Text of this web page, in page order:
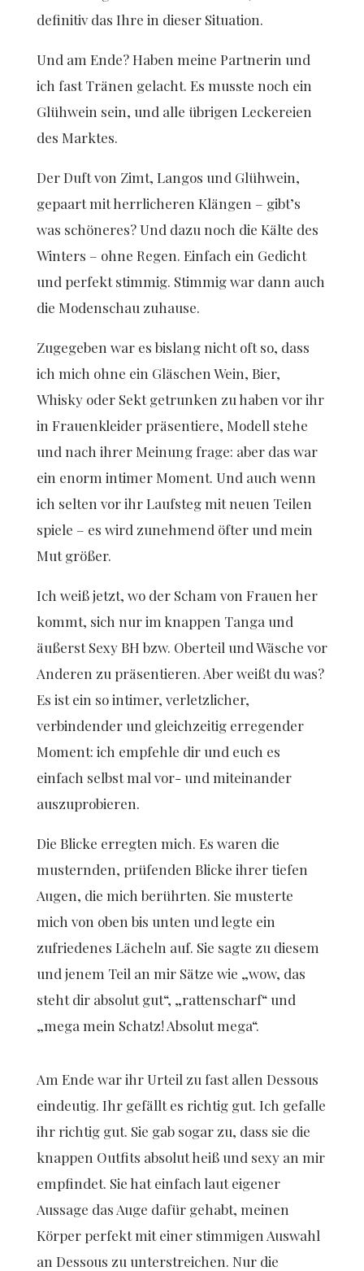
definitiv das Ihre in dieser Situation.
Und am Ende? Haben meine Partnerin und
ich fast Tränen gelacht. Es musste noch ein
Glühwein sein, und alle übrigen Leckereien
des Marktes.
Der Duft von Zimt, Langos und Glühwein,
gepaart mit herrlicheren Klängen – gibt’s
was schöneres? Und dazu noch die Kälte des
Winters – ohne Regen. Einfach ein Gedicht
und perfekt stimmig. Stimmig war dann auch
die Modenschau zuhause.
Zugegeben war es bislang nicht oft so, dass
ich mich ohne ein Gläschen Wein, Bier,
Whisky oder Sekt getrunken zu haben vor ihr
in Frauenkleider präsentiere, Modell stehe
und nach ihrer Meinung frage: aber das war
ein enorm intimer Moment. Und auch wenn
ich selten vor ihr Laufsteg mit neuen Teilen
spiele – es wird zunehmend öfter und mein
Mut größer.
Ich weiß jetzt, wo der Scham von Frauen her
kommt, sich nur im knappen Tanga und
äußerst Sexy BH bzw. Oberteil und Wäsche vor
Anderen zu präsentieren. Aber weißt du was?
Es ist ein so intimer, verletzlicher,
verbindender und gleichzeitig erregender
Moment: ich empfehle dir und euch es
einfach selbst mal vor- und miteinander
auszuprobieren.
Die Blicke erregten mich. Es waren die
musternden, prüfenden Blicke ihrer tiefen
Augen, die mich berührten. Sie musterte
mich von oben bis unten und legte ein
zufriedenes Lächeln auf. Sie sagte zu diesem
und jenem Teil an mir Sätze wie „wow, das
steht dir absolut gut“, „rattenscharf“ und
„mega mein Schatz! Absolut mega“.
Am Ende war ihr Urteil zu fast allen Dessous
eindeutig. Ihr gefällt es richtig gut. Ich gefalle
ihr richtig gut. Sie gab sogar zu, dass sie die
knappen Outfits absolut heiß und sexy an mir
empfindet. Sie hat einfach laut eigener
Aussage das Auge dafür gehabt, meinen
Körper perfekt mit einer stimmigen Auswahl
an Dessous zu unterstreichen. Nur die